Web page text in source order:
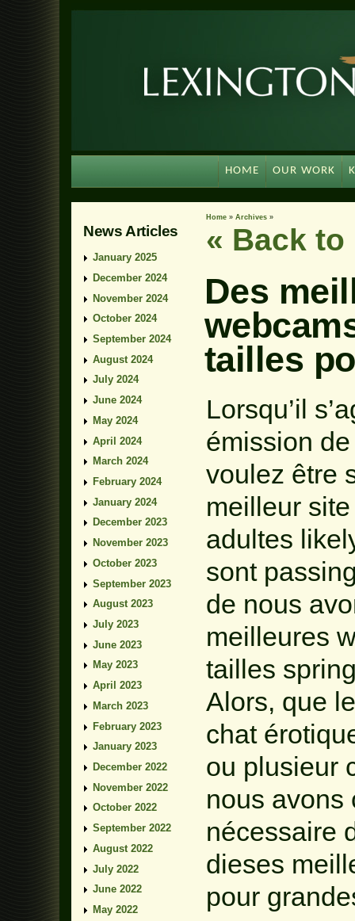
« Back to
Des
tailles
Lorsqu’il
émission
voulez être
meilleur
adultes
sont
de nous
meilleures
tailles
Alors, que
chat
ou plusieur
nous avons
nécessaire
dieses
pour
News Articles
January 2025
December 2024
November 2024
October 2024
September 2024
August 2024
July 2024
June 2024
May 2024
April 2024
March 2024
February 2024
January 2024
December 2023
November 2023
October 2023
September 2023
August 2023
July 2023
June 2023
May 2023
April 2023
March 2023
February 2023
January 2023
December 2022
November 2022
October 2022
September 2022
August 2022
July 2022
June 2022
May 2022
Home » Archives »
HOME OUR WORK